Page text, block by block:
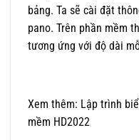
bảng. Ta sẽ cài đặt
pano. Trên phần mềm
tương ứng với độ dài
Xem thêm: Lập trình
mềm HD2022